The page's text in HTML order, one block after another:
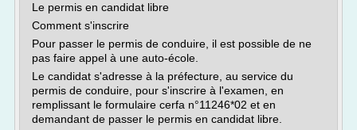
Le permis en candidat libre
Comment s'inscrire
Pour passer le permis de conduire, il est possible de ne
pas faire appel à une auto-école.
Le candidat s'adresse à la préfecture, au service du
permis de conduire, pour s'inscrire à l'examen, en
remplissant le formulaire cerfa n°11246*02 et en
demandant de passer le permis en candidat libre.